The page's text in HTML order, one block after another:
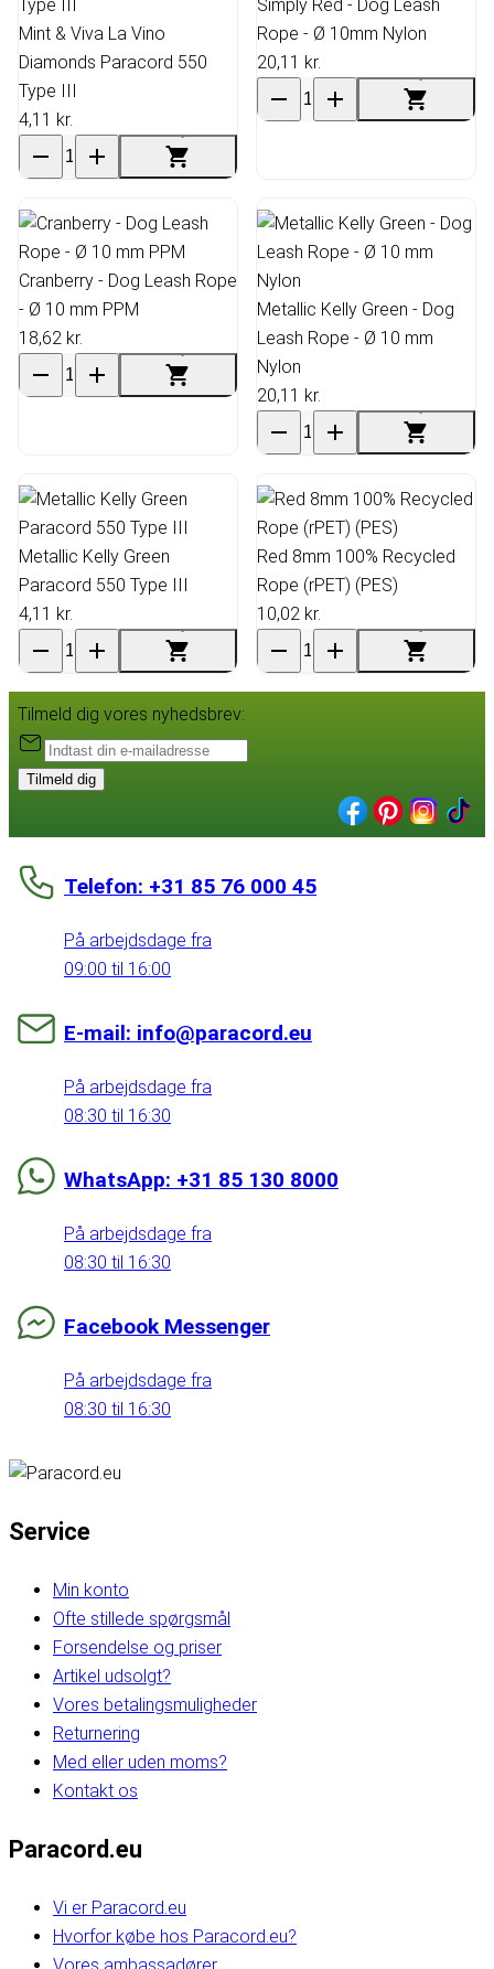
Mint & Viva La Vino
Diamonds Paracord 550
Type III
4,11 kr.
Simply Red - Dog Leash
Rope - Ø 10mm Nylon
20,11 kr.
Cranberry - Dog Leash Rope
- Ø 10 mm PPM
18,62 kr.
Metallic Kelly Green - Dog
Leash Rope - Ø 10 mm
Nylon
20,11 kr.
Metallic Kelly Green
Paracord 550 Type III
4,11 kr.
Red 8mm 100% Recycled
Rope (rPET) (PES)
10,02 kr.
Tilmeld dig vores nyhedsbrev:
Tilmeld dig
Telefon: +31 85 76 000 45
På arbejdsdage fra
09:00 til 16:00
E-mail: info@paracord.eu
På arbejdsdage fra
08:30 til 16:30
WhatsApp: +31 85 130 8000
På arbejdsdage fra
08:30 til 16:30
Facebook Messenger
På arbejdsdage fra
08:30 til 16:30
Service
Min konto
Ofte stillede spørgsmål
Forsendelse og priser
Artikel udsolgt?
Vores betalingsmuligheder
Returnering
Med eller uden moms?
Kontakt os
Paracord.eu
Vi er Paracord.eu
Hvorfor købe hos Paracord.eu?